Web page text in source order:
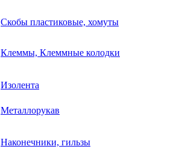
Скобы пластиковые, хомуты
Клеммы, Клеммные колодки
Изолента
Металлорукав
Наконечники, гильзы